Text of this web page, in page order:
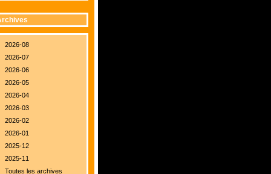
2026-08
2026-07
2026-06
2026-05
2026-04
2026-03
2026-02
2026-01
2025-12
2025-11
Toutes les archives